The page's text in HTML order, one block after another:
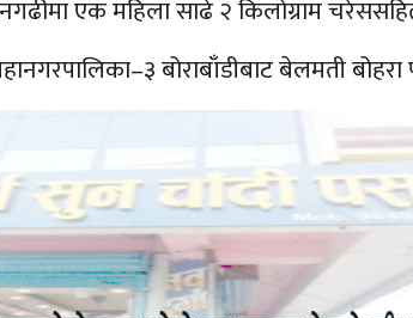
एक महिला साढे २ किलोग्राम
बोराबाँडीबाटबेलमती बोहरा